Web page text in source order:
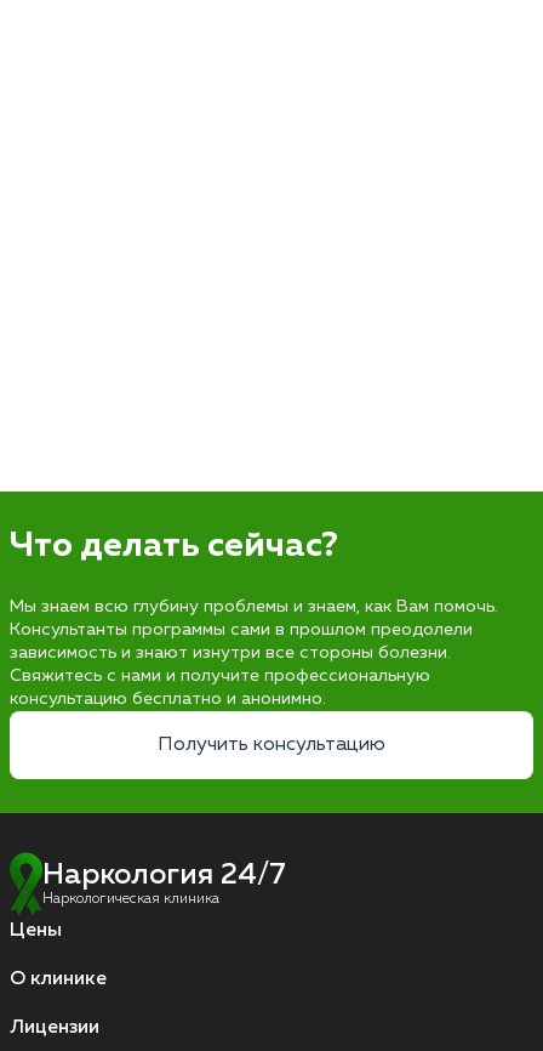
Что делать сейчас?
Мы знаем всю глубину проблемы и знаем, как Вам помочь.
Консультанты программы сами в прошлом преодолели
зависимость и знают изнутри все стороны болезни.
Свяжитесь с нами и получите профессиональную
консультацию бесплатно и анонимно.
Получить консультацию
Наркология 24/7
Наркологическая клиника
Цены
О клинике
Лицензии